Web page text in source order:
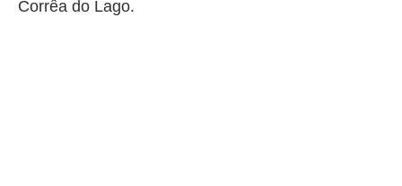
Corrêa do Lago.